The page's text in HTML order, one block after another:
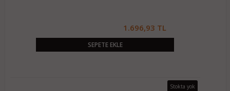
1.696,93 TL
SEPETE EKLE
Stokta yok